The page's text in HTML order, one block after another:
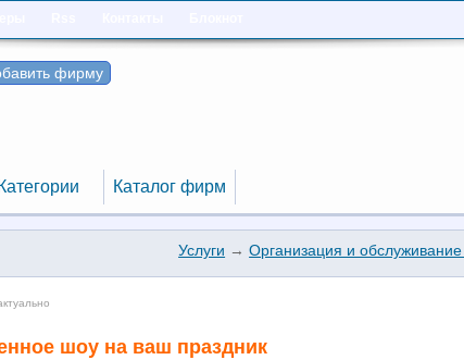
фирму
Категории Каталог фирм
Услуги →Организация и
шоу на ваш праздник